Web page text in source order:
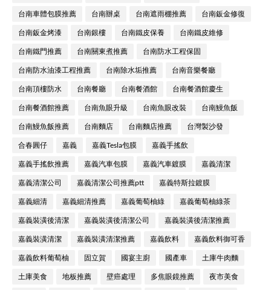
台南車體包膜推薦 台南辦桌 台南遮雨棚推薦 台南鈑金修復
台南鈑金烤漆 台南銀樓 台南鐵皮保養 台南鐵皮維修
台南鐵門推薦 台南關東煮推薦 台南防水工程保固
台南防水油漆工程推薦 台南除水垢推薦 台南音樂餐廳
台南頂樓防水 台南餐廳 台南餐酒館 台南餐酒館慶生
台南餐酒館推薦 台南魚眼升級 台南魚眼改裝 台南鰻魚飯
台南鰻魚飯推薦 台南麵店 台南麵店推薦 台灣製沙發
合春圓仔 嘉義 嘉義Tesla包膜 嘉義手搖飲
嘉義手搖飲推薦 嘉義汽車包膜 嘉義汽車鍍膜 嘉義清潔
嘉義清潔公司 嘉義清潔公司推薦ptt 嘉義特斯拉鍍膜
嘉義細清 嘉義細清推薦 嘉義葡萄柚綠 嘉義葡萄柚綠茶
嘉義裝潢後清潔 嘉義裝潢後清潔公司 嘉義裝潢後清潔推薦
嘉義裝潢清潔 嘉義裝潢清潔推薦 嘉義飲料 嘉義飲料御可香
嘉義飲料葡萄柚 固立賀 國宴主廚 國產車 土庫牛肉麵
土庫美食 地板推薦 壁癌處理 多焦眼鏡推薦 夜市美食